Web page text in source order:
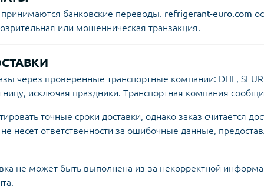
банковские переводы. refrigerant-euro.com
или мошенническая транзакция.
через проверенные транспортные компании: DHL,
исключая праздники. Транспортная компания
точные сроки доставки, однако заказ считается
не несет ответственности за ошибочные данные,
не может быть выполнена из-за некорректной